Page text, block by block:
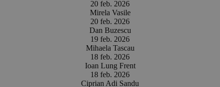
20 feb. 2026
Mirela Vasile
20 feb. 2026
Dan Buzescu
19 feb. 2026
Mihaela Tascau
18 feb. 2026
Ioan Lung Frent
18 feb. 2026
Ciprian Adi Sandu